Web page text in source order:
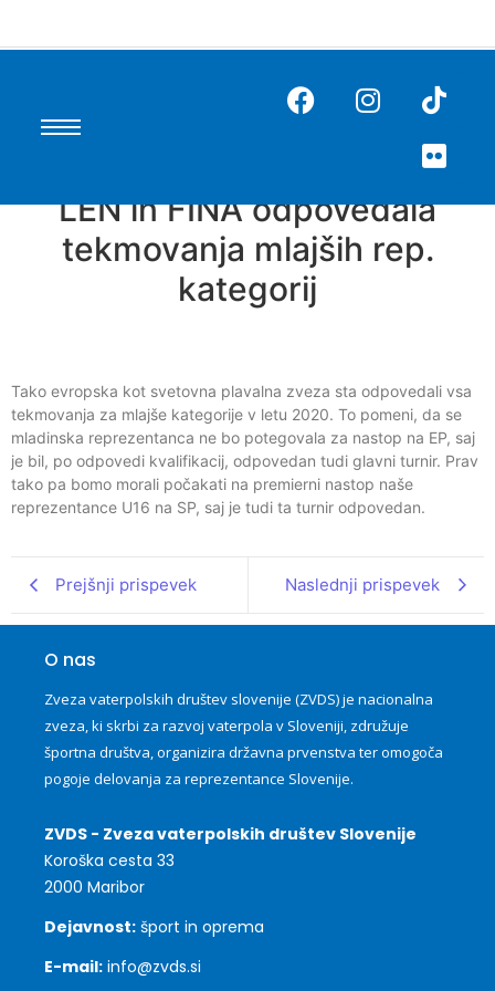
LEN in FINA odpovedala
tekmovanja mlajših rep.
kategorij
Tako evropska kot svetovna plavalna zveza sta odpovedali vsa
tekmovanja za mlajše kategorije v letu 2020. To pomeni, da se
mladinska reprezentanca ne bo potegovala za nastop na EP, saj
je bil, po odpovedi kvalifikacij, odpovedan tudi glavni turnir. Prav
tako pa bomo morali počakati na premierni nastop naše
reprezentance U16 na SP, saj je tudi ta turnir odpovedan.
Prejšnji prispevek Naslednji prispevek
O nas
Zveza vaterpolskih društev slovenije (ZVDS) je nacionalna
zveza, ki skrbi za razvoj vaterpola v Sloveniji, združuje
športna društva, organizira državna prvenstva ter omogoča
pogoje delovanja za reprezentance Slovenije.
ZVDS - Zveza vaterpolskih društev Slovenije
Koroška cesta 33
2000 Maribor
Dejavnost: šport in oprema
E-mail: info@zvds.si